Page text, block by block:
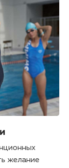
желание